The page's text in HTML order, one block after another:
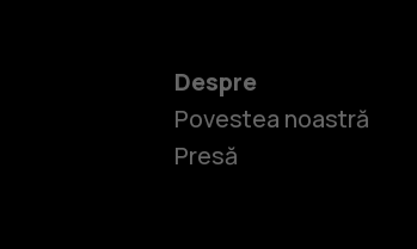
Despre
Povestea noastră
Presă